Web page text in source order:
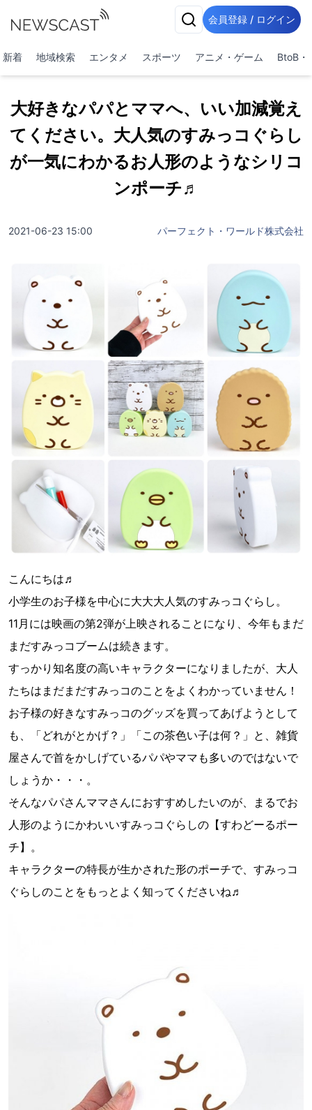
会員登録 / ログイン
新着 地域検索 エンタメ スポーツ アニメ・ゲーム BtoB・
大好きなパパとママへ、いい加減覚え
てください。大人気のすみっコぐらし
が一気にわかるお人形のようなシリコ
ンポーチ♬
2021-06-23 15:00 パーフェクト・ワールド株式会社
こんにちは♬
小学生のお子様を中心に大大大人気のすみっコぐらし。
11月には映画の第2弾が上映されることになり、今年もまだ
まだすみっコブームは続きます。
すっかり知名度の高いキャラクターになりましたが、大人
たちはまだまだすみっコのことをよくわかっていません！
お子様の好きなすみっコのグッズを買ってあげようとして
も、「どれがとかげ？」「この茶色い子は何？」と、雑貨
屋さんで首をかしげているパパやママも多いのではないで
しょうか・・・。
そんなパパさんママさんにおすすめしたいのが、まるでお
人形のようにかわいいすみっコぐらしの【すわどーるポー
チ】。
キャラクターの特長が生かされた形のポーチで、すみっコ
ぐらしのことをもっとよく知ってくださいね♬